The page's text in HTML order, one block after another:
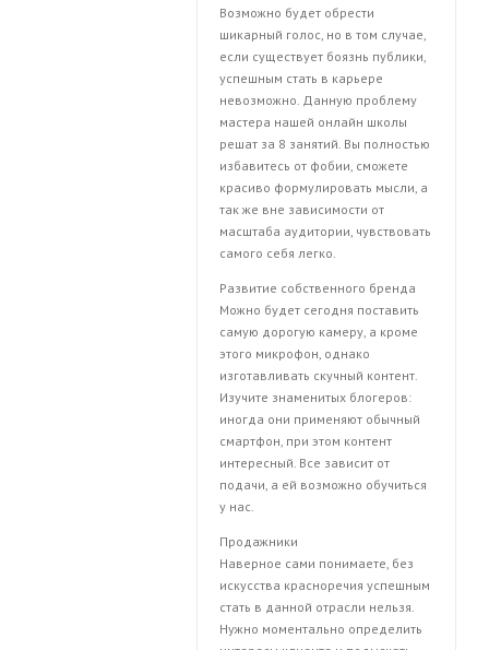
Возможно будет обрести
шикарный голос, но в том случае,
если существует боязнь публики,
успешным стать в карьере
невозможно. Данную проблему
мастера нашей онлайн школы
решат за 8 занятий. Вы полностью
избавитесь от фобии, сможете
красиво формулировать мысли, а
так же вне зависимости от
масштаба аудитории, чувствовать
самого себя легко.
Развитие собственного бренда
Можно будет сегодня поставить
самую дорогую камеру, а кроме
этого микрофон, однако
изготавливать скучный контент.
Изучите знаменитых блогеров:
иногда они применяют обычный
смартфон, при этом контент
интересный. Все зависит от
подачи, а ей возможно обучиться
у нас.
Продажники
Наверное сами понимаете, без
искусства красноречия успешным
стать в данной отрасли нельзя.
Нужно моментально определить